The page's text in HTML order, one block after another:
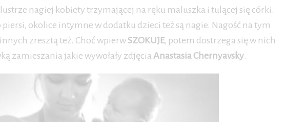
nagiej kobiety trzymającej na ręku maluszka i tulącej się córki.
piersi, okolice intymne w dodatku dzieci też są nagie. Nagość na tym
zresztą też. Choć wpierwSZOKUJE, potem dostrzega się w nich
zamieszania jakie wywołały zdjęcia Anastasia Chernyavsky.